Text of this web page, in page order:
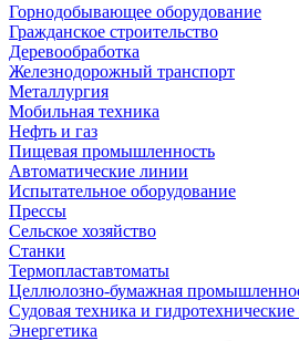
Горнодобывающее оборудование
Гражданское строительство
Деревообработка
Железнодорожный транспорт
Металлургия
Мобильная техника
Нефть и газ
Пищевая промышленность
Автоматические линии
Испытательное оборудование
Прессы
Сельское хозяйство
Станки
Термопластавтоматы
Целлюлозно-бумажная
Судовая техника и
Энергетика